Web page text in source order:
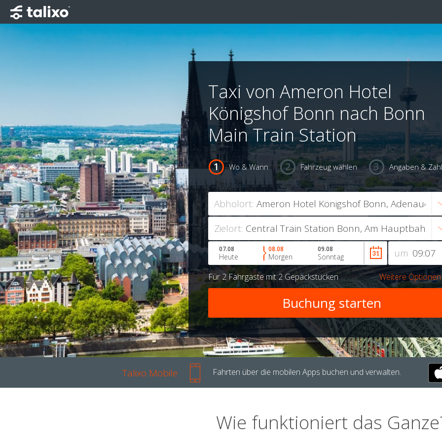
Taxi von Ameron Hotel
Königshof Bonn nach Bonn
Main Train Station
Wo & Wann Fahrzeug wählen Angaben &
Abholort:
Zielort:
um
07.08
Heute
08.08
Morgen
09.08
Sonntag
Für2 Fahrgästemit2 Gepäckstücken Weitere Optionen
Talixo Mobile Fahrten über die mobilen Apps buchen und verwalten.
Wie funktioniert das